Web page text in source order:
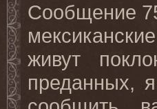
Сообщение
живут
преданных,